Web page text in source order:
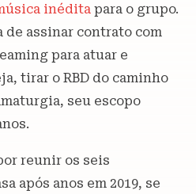
inédita para o grupo.
de assinar contrato com
para atuar e
tirar o RBD do caminho
seu escopo
reunir os seis
após anos em 2019, se